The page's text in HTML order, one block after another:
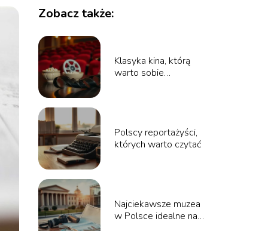
Zobacz także:
Klasyka kina, którą
warto sobie
Polscy reportażyści,
których warto czytać
Najciekawsze muzea
w Polsce idealne na